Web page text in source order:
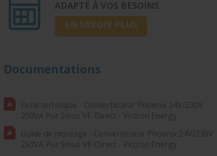
ADAPTÉ À VOS BESOINS
EN SAVOIR PLUS
Documentations
Fiche technique - Convertisseur Phoenix 24V/230V
250VA Pur Sinus VE-Direct - Victron Energy
Guide de montage - Convertisseur Phoenix 24V/230V
250VA Pur Sinus VE-Direct - Victron Energy